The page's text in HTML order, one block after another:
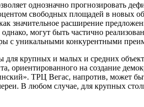
однозначно прогнозировать
свободных площадей в новых
значительное расширение
могут быть частично
с уникальными конкурентными
крупных и малых и средних
на создание
ТРЦ Вегас, напротив, может
В любом случае, для крупных